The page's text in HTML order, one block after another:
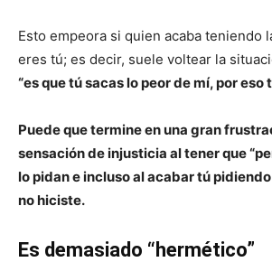
Esto empeora si quien acaba teniendo
eres tú; es decir, suele voltear la
“es que tú sacas lo peor de mí, por eso
Puede que termine en una gran
sensación de injusticia al tener que
lo pidan e incluso al acabar tú
no hiciste.
Es demasiado “hermético”